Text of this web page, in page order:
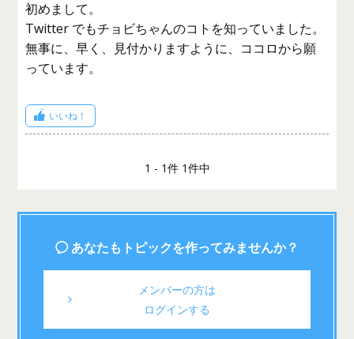
初めまして。
Twitter でもチョビちゃんのコトを知っていました。
無事に、早く、見付かりますように、ココロから願
っています。
いいね！
1 - 1件 1件中
あなたもトピックを作ってみませんか？
メンバーの方は
ログインする